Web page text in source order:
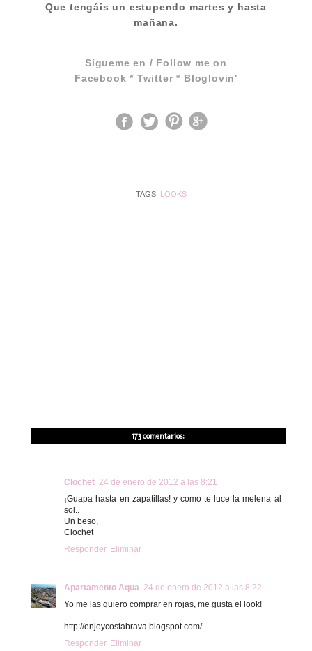
Que tengáis un estupendo martes y hasta
mañana.
Sígueme en / Follow me on
Facebook * Twitter * Bloglovin'
TAGS: LOOKS
173 comentarios:
Clochet 24 de enero de 2012 a las 8:21
¡Guapa hasta en zapatillas! y como te luce la melena al
sol..
Un beso,
Clochet
Responder Eliminar
Apartamento Aqua 24 de enero de 2012 a las 8:22
Yo me las quiero comprar en rojas, me gusta el look!
http://enjoycostabrava.blogspot.com/
Responder Eliminar